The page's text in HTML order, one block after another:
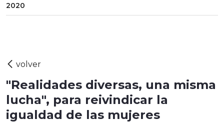
2020
"Realidades diversas, una misma
lucha", para reivindicar la
igualdad de las mujeres